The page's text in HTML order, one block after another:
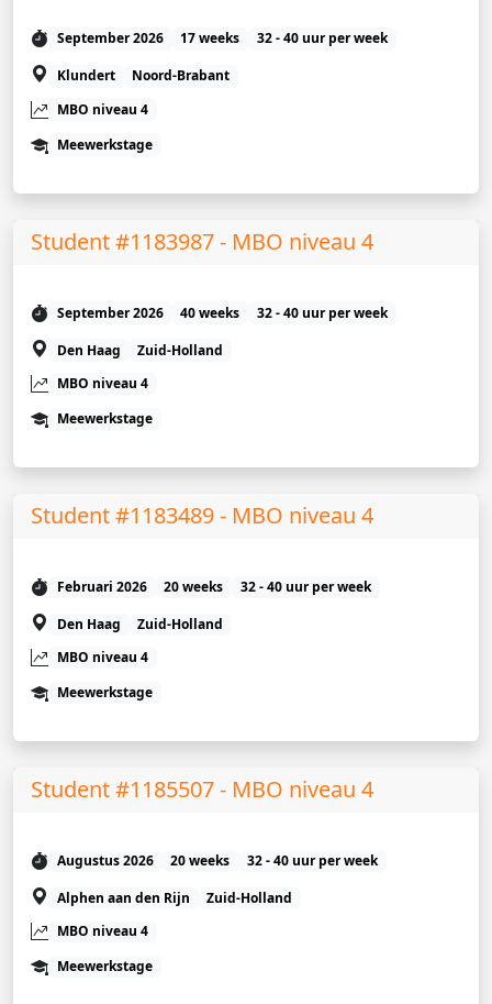
September 2026 17 weeks
32 - 40 uur per week
Klundert
Noord-Brabant
MBO niveau 4
Meewerkstage
Student #1183987 - MBO niveau 4
September 2026 40 weeks
32 - 40 uur per week
Den Haag
Zuid-Holland
MBO niveau 4
Meewerkstage
Student #1183489 - MBO niveau 4
Februari 2026 20 weeks
32 - 40 uur per week
Den Haag
Zuid-Holland
MBO niveau 4
Meewerkstage
Student #1185507 - MBO niveau 4
Augustus 2026 20 weeks
32 - 40 uur per week
Alphen aan den Rijn
Zuid-Holland
MBO niveau 4
Meewerkstage